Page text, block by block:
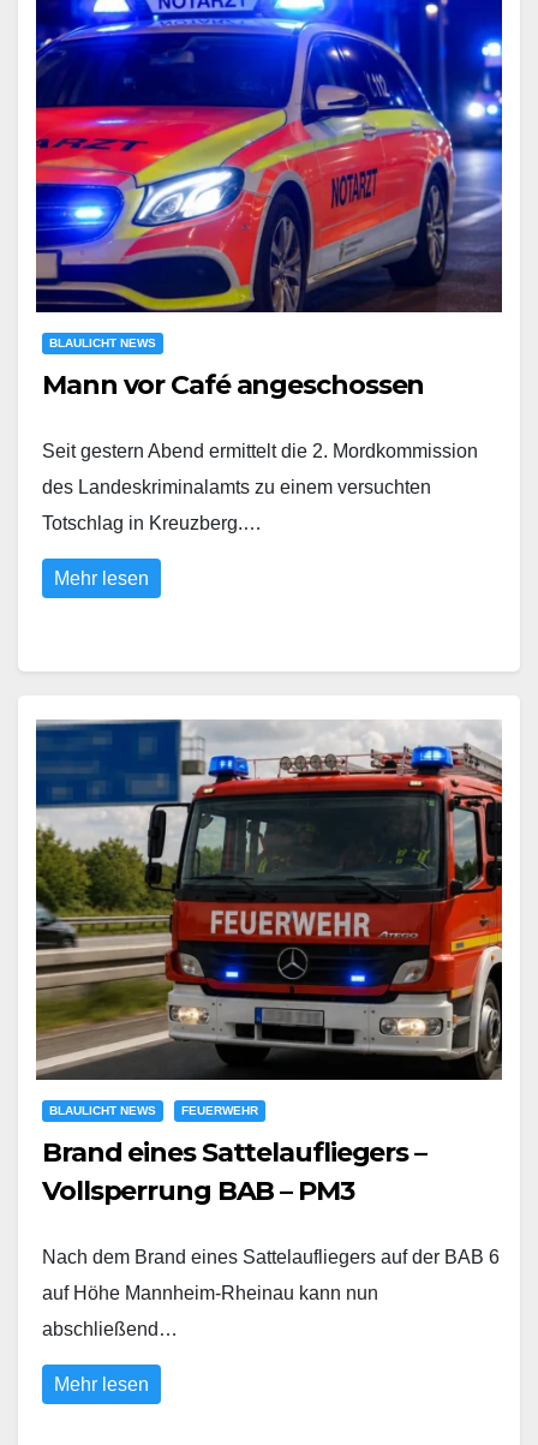
BLAULICHT NEWS
Mann vor Café angeschossen
Seit gestern Abend ermittelt die 2. Mordkommission
des Landeskriminalamts zu einem versuchten
Totschlag in Kreuzberg.…
Mehr lesen
BLAULICHT NEWS FEUERWEHR
Brand eines Sattelaufliegers –
Vollsperrung BAB – PM3
Nach dem Brand eines Sattelaufliegers auf der BAB 6
auf Höhe Mannheim-Rheinau kann nun
abschließend…
Mehr lesen